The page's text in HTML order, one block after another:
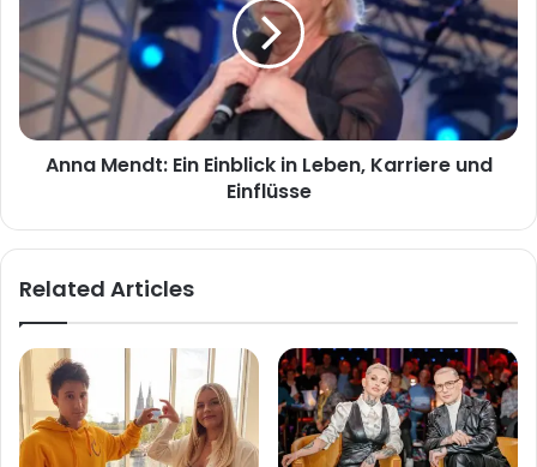
Einblick
in
Leben,
Karriere
und
Einflüsse
Anna Mendt: Ein Einblick in Leben, Karriere und
Einflüsse
Related Articles